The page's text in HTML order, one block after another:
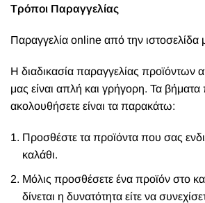
Τρόποι Παραγγελίας
Παραγγελία online από την ιστοσελίδα
Η διαδικασία παραγγελίας προϊόντων
μας είναι απλή και γρήγορη. Τα
ακολουθήσετε είναι τα παρακάτω:
Προσθέστε τα προϊόντα που σας
καλάθι.
Μόλις προσθέσετε ένα προϊόν στο
δίνεται η δυνατότητα είτε να